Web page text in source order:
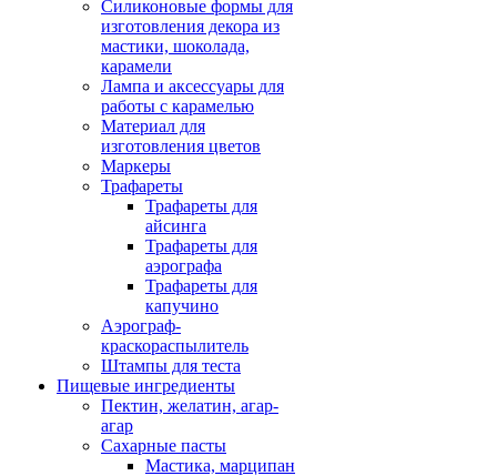
Силиконовые формы для
изготовления декора из
мастики, шоколада,
карамели
Лампа и аксессуары для
работы с карамелью
Материал для
изготовления цветов
Маркеры
Трафареты
Трафареты для
айсинга
Трафареты для
аэрографа
Трафареты для
капучино
Аэрограф-
краскораспылитель
Штампы для теста
Пищевые ингредиенты
Пектин, желатин, агар-
агар
Сахарные пасты
Мастика, марципан